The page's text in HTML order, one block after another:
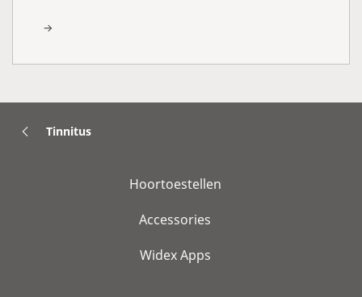
Tinnitus
Hoortoestellen
Accessories
Widex Apps